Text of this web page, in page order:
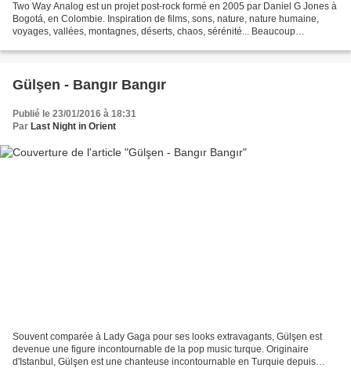
Two Way Analog est un projet post-rock formé en 2005 par Daniel G Jones à
Bogotá, en Colombie. Inspiration de films, sons, nature, nature humaine,
voyages, vallées, montagnes, déserts, chaos, sérénité... Beaucoup
Gülşen - Bangır Bangır
Publié le 23/01/2016 à 18:31
Par Last Night in Orient
Souvent comparée à Lady Gaga pour ses looks extravagants, Gülşen est
devenue une figure incontournable de la pop music turque. Originaire
d'Istanbul, Gülşen est une chanteuse incontournable en Turquie depuis